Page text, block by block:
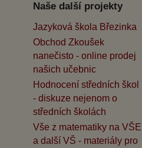
Naše další projekty
Jazyková škola Březinka
Obchod Zkoušek
nanečisto - online prodej
našich učebnic
Hodnocení středních škol
- diskuze nejenom o
středních školách
Vše z matematiky na VŠE
a další VŠ - materiály pro